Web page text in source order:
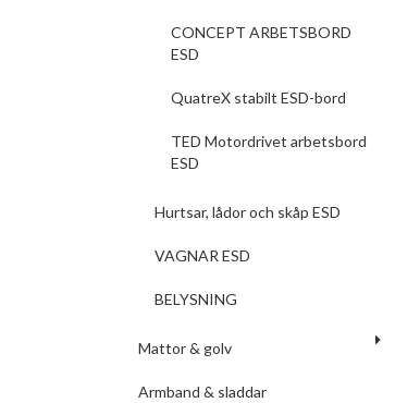
CONCEPT ARBETSBORD
ESD
QuatreX stabilt ESD-bord
TED Motordrivet arbetsbord
ESD
Hurtsar, lådor och skåp ESD
VAGNAR ESD
BELYSNING
Mattor & golv
Armband & sladdar